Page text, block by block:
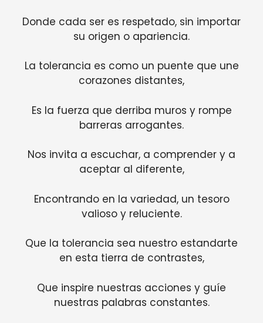
Donde cada ser es respetado, sin importar
su origen o apariencia.
La tolerancia es como un puente que une
corazones distantes,
Es la fuerza que derriba muros y rompe
barreras arrogantes.
Nos invita a escuchar, a comprender y a
aceptar al diferente,
Encontrando en la variedad, un tesoro
valioso y reluciente.
Que la tolerancia sea nuestro estandarte
en esta tierra de contrastes,
Que inspire nuestras acciones y guíe
nuestras palabras constantes.